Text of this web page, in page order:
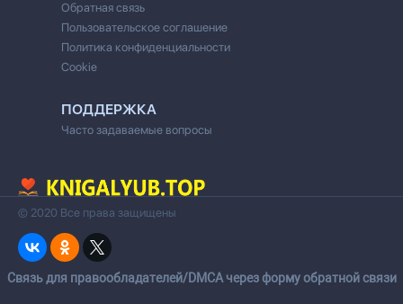
Обратная связь
Пользовательское соглашение
Политика конфиденциальности
Cookie
ПОДДЕРЖКА
Часто задаваемые вопросы
© 2020 Все права защищены
Cвязь для правообладателей/DMCA через форму обратной связи